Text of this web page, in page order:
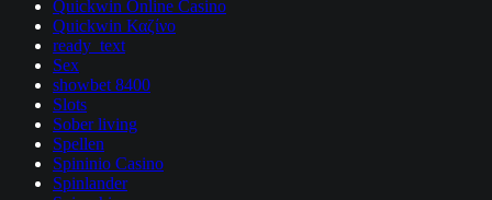
Quickwin Online Casino
Quickwin Καζίνο
ready_text
Sex
showbet 8400
Slots
Sober living
Spellen
Spininio Casino
Spinlander